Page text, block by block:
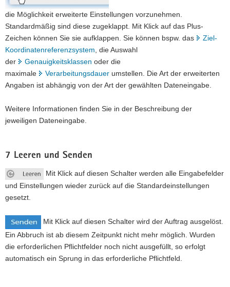
die Möglichkeit erweiterte Einstellungen vorzunehmen.
Standardmäßig sind diese zugeklappt. Mit Klick auf das Plus-
Zeichen können Sie sie aufklappen. Sie können bspw. das
Ziel-
Koordinatenreferenzsystem , die Auswahl
der
Genauigkeitsklassen oder die
maximale
Verarbeitungsdauer umstellen. Die Art der erweiterten
Angaben ist abhängig von der Art der gewählten Dateneingabe.
Weitere Informationen finden Sie in der Beschreibung der
jeweiligen Dateneingabe.
7 Leeren und Senden
Mit Klick auf diesen Schalter werden alle Eingabefelder
und Einstellungen wieder zurück auf die Standardeinstellungen
gesetzt.
Mit Klick auf diesen Schalter wird der Auftrag ausgelöst.
Ein Abbruch ist ab diesem Zeitpunkt nicht mehr möglich. Wurden
die erforderlichen Pflichtfelder noch nicht ausgefüllt, so erfolgt
automatisch ein Sprung in das erforderliche Pflichtfeld.